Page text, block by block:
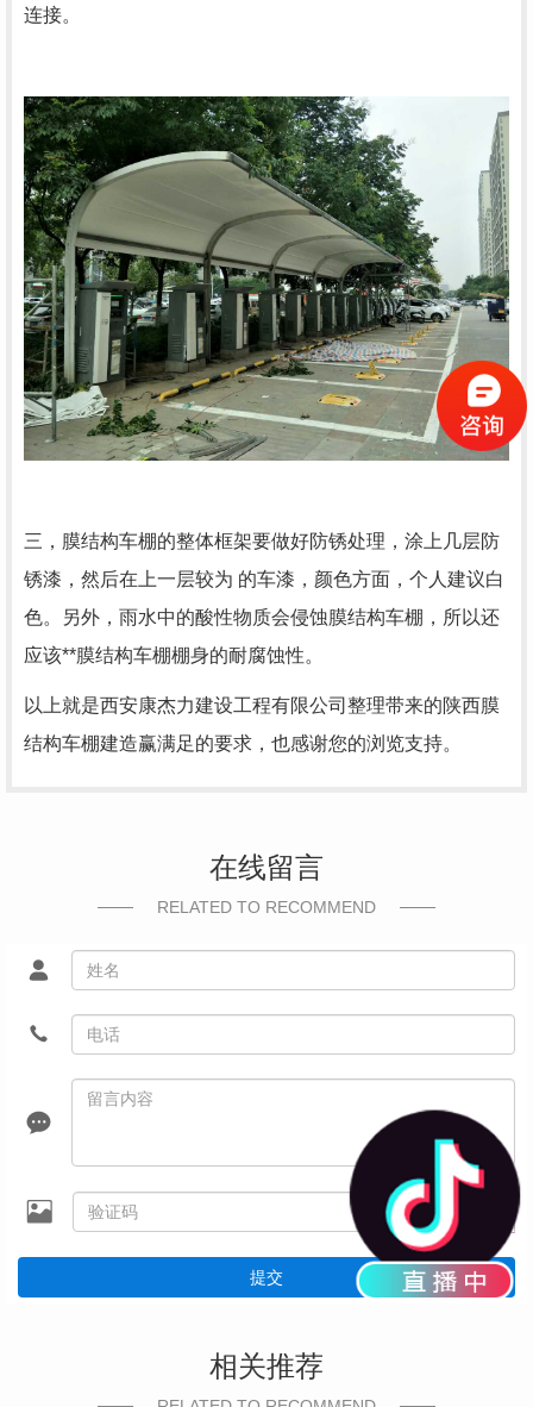
连接。
三，膜结构车棚的整体框架要做好防锈处理，涂上几层防
锈漆，然后在上一层较为 的车漆，颜色方面，个人建议白
色。另外，雨水中的酸性物质会侵蚀膜结构车棚，所以还
应该**膜结构车棚棚身的耐腐蚀性。
以上就是西安康杰力建设工程有限公司整理带来的陕西膜
结构车棚建造赢满足的要求，也感谢您的浏览支持。
在线留言
RELATED TO RECOMMEND
提交
相关推荐